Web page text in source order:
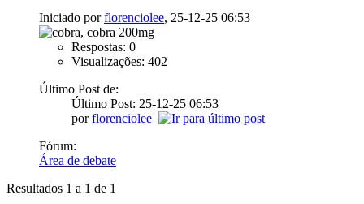
Iniciado porflorenciolee, 25-12-25 06:53
Respostas: 0
Visualizações: 402
Último Post de:
Último Post: 25-12-25 06:53
porflorenciolee
Fórum:
Área de debate
Resultados 1 a 1 de 1